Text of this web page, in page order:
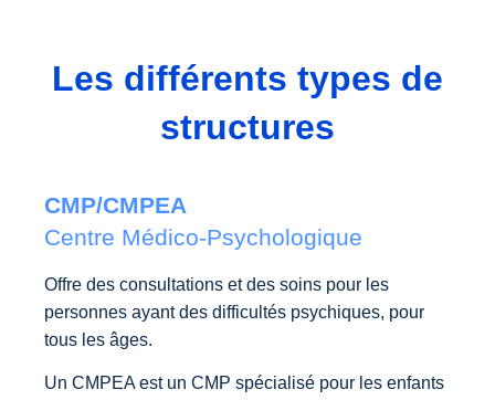
Les différents types de
structures
CMP/CMPEA
Centre Médico-Psychologique​
Offre des consultations et des soins pour les
personnes ayant des difficultés psychiques, pour
tous les âges.
Un CMPEA est un CMP spécialisé pour les enfants